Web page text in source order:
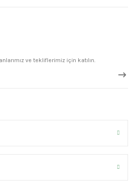
ve tekliflerimiz için katılın.